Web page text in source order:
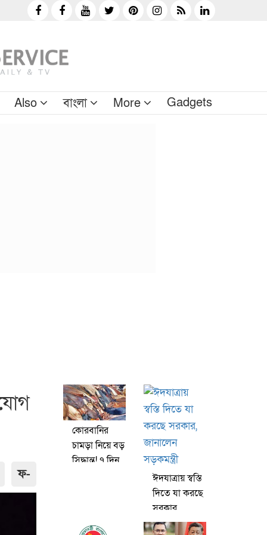
Also বাংলা More Gadgets
ফ-
কোরবানির
চামড়া নিয়ে বড়
সিদ্ধান্ত! ৭ দিন
ঈদযাত্রায় স্বস্তি
দিতে যা করছে
সরকার,
জানালেন